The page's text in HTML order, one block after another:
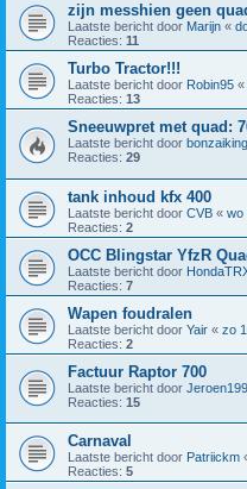
zijn messhien geen
Laatste bericht door Marijn «
Reacties: 11
Turbo Tractor!!!
Laatste bericht door Robin95 «
Reacties: 13
Sneeuwpret met quad:
Laatste bericht door bonzaiking
Reacties: 29
tank inhoud kfx 400
Laatste bericht door CVB « wo
Reacties: 2
OCC Blingstar YfzR
Laatste bericht door
Reacties: 7
Wapen foudralen
Laatste bericht door Yair « zo
Reacties: 2
Factuur Raptor 700
Laatste bericht door
Reacties: 15
Carnaval
Laatste bericht door Patriickm
Reacties: 5